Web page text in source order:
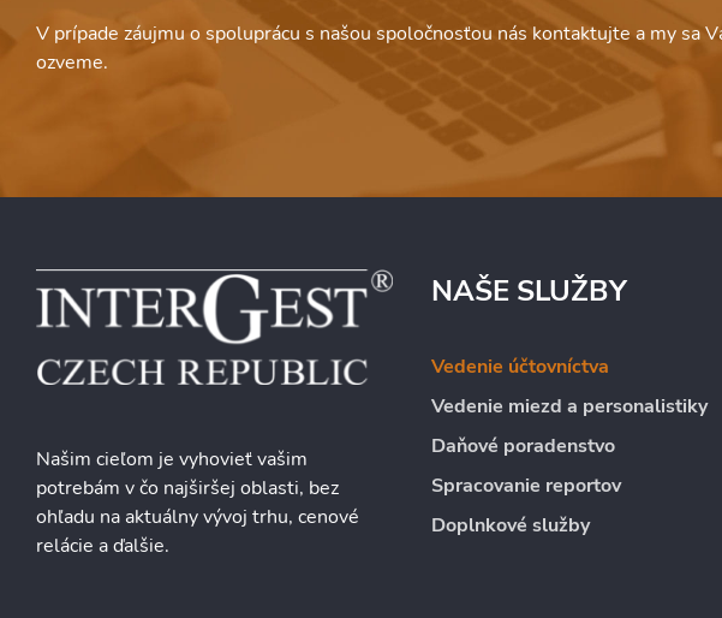
V prípade záujmu o spoluprácu s našou spoločnosťou nás kontaktujte a my sa
ozveme.
Našim cieľom je vyhovieť vašim
potrebám v čo najširšej oblasti, bez
ohľadu na aktuálny vývoj trhu, cenové
relácie a ďalšie.
NAŠE SLUŽBY
Vedenie účtovníctva
Vedenie miezd a personalistiky
Daňové poradenstvo
Spracovanie reportov
Doplnkové služby